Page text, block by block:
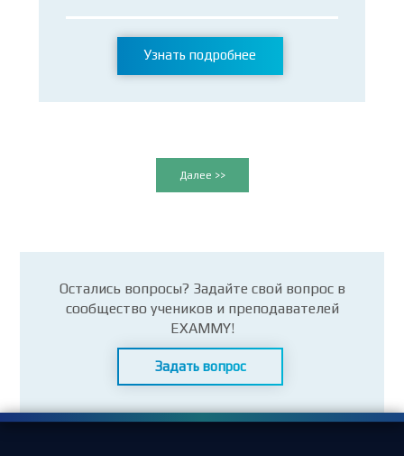
Узнать подробнее
Далее >>
Остались вопросы? Задайте свой вопрос в
сообщество учеников и преподавателей
EXAMMY!
Задать вопрос